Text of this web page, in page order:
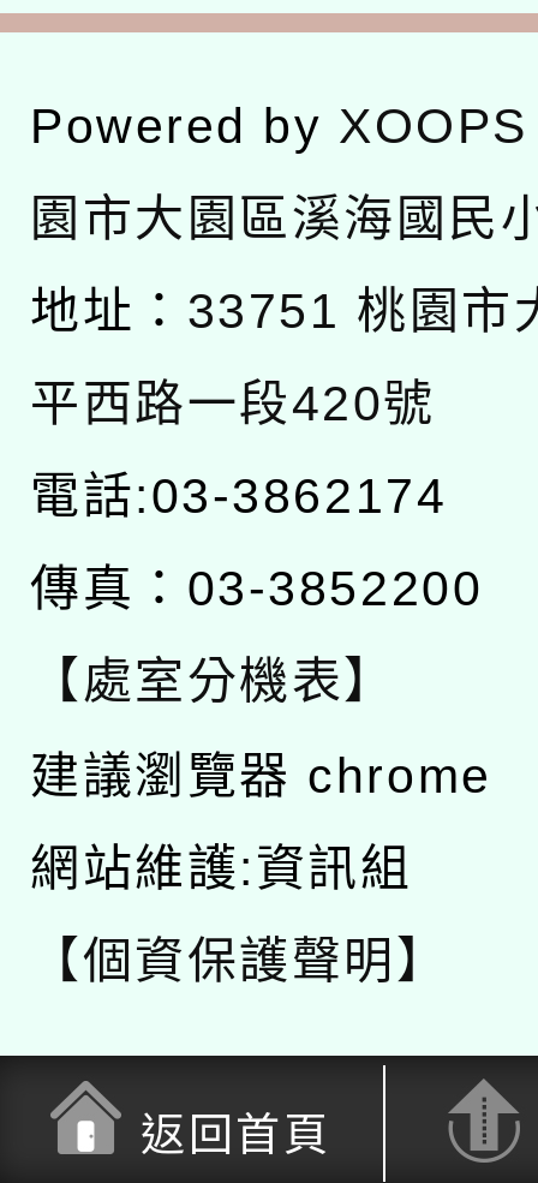
Powered by XOOPS
園市大園區溪海國民
地址： 33751 桃園市
平西路一段420號
電話:03-3862174
傳真：03-3852200
【處室分機表】
建議瀏覽器 chrome
網站維護:資訊組
【個資保護聲明】
返回首頁